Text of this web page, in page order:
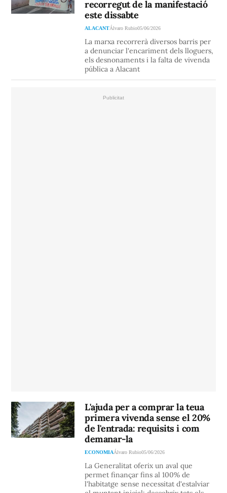
recorregut de la manifestació
este dissabte
ALACANTÁlvaro Rubio05/06/2026
La marxa recorrerà diversos barris per
a denunciar l'encariment dels lloguers,
els desnonaments i la falta de vivenda
pública a Alacant
L'ajuda per a comprar la teua
primera vivenda sense el 20%
de l'entrada: requisits i com
demanar-la
ECONOMIAÁlvaro Rubio05/06/2026
La Generalitat oferix un aval que
permet finançar fins al 100% de
l'habitatge sense necessitat d'estalviar